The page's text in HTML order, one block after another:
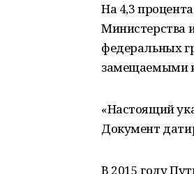
На 4,3
Министерства
федеральных
замещаемыми
«Настоящий
Документ
В 2015 году